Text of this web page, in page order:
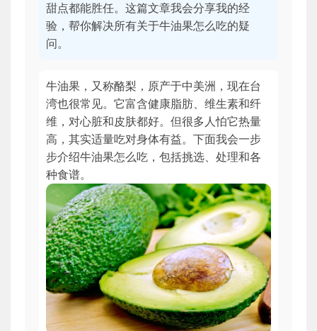
甜点都能胜任。这篇文章我会分享我的经
验，帮你解决所有关于牛油果怎么吃的疑
问。
牛油果，又称酪梨，原产于中美洲，现在台
湾也很常见。它富含健康脂肪、维生素和纤
维，对心脏和皮肤都好。但很多人怕它热量
高，其实适量吃对身体有益。下面我会一步
步介绍牛油果怎么吃，包括挑选、处理和各
种食谱。